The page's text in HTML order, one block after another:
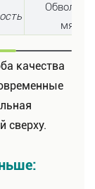
качества
сверху.